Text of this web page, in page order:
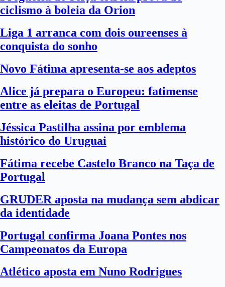
ciclismo à boleia da Orion
Liga 1 arranca com dois oureenses à
conquista do sonho
Novo Fátima apresenta-se aos adeptos
Alice já prepara o Europeu: fatimense
entre as eleitas de Portugal
Jéssica Pastilha assina por emblema
histórico do Uruguai
Fátima recebe Castelo Branco na Taça de
Portugal
GRUDER aposta na mudança sem abdicar
da identidade
Portugal confirma Joana Pontes nos
Campeonatos da Europa
Atlético aposta em Nuno Rodrigues